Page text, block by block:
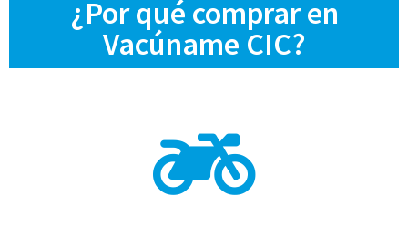
¿Por qué comprar en
Vacúname CIC?